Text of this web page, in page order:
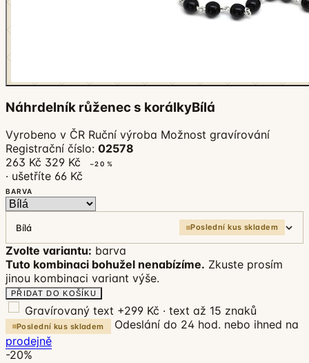
Náhrdelník růženec s korálkyBílá
Vyrobeno v ČR Ruční výroba Možnost gravírování
Registrační číslo: 02578
263 Kč 329 Kč −20 %
· ušetříte 66 Kč
BARVA
Bílá Poslední kus skladem
Zvolte variantu: barva
Tuto kombinaci bohužel nenabízíme. Zkuste prosím
jinou kombinaci variant výše.
PŘIDAT DO KOŠÍKU
Gravírovaný text +299 Kč · text až 15 znaků
Poslední kus skladem
Odeslání do 24 hod. nebo ihned na
prodejně
-20%